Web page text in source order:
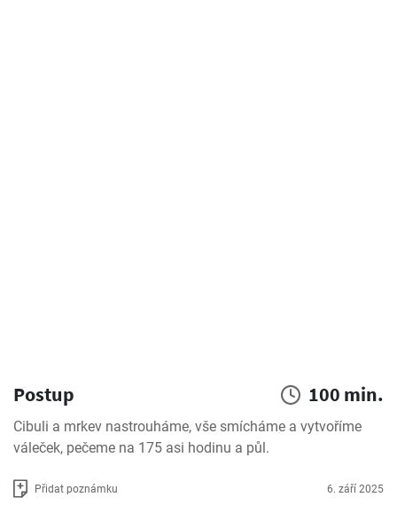
Postup 100 min.
Cibuli a mrkev nastrouháme, vše smícháme a vytvoříme
váleček, pečeme na 175 asi hodinu a půl.
Přidat poznámku 6. září 2025